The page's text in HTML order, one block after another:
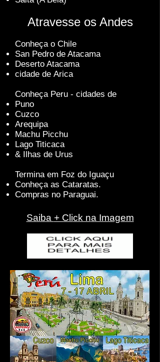
Atravesse os Andes
Conheça o Chile
San Pedro de Atacama
Deserto Atacama
cidade de Arica
Conheça Peru - cidades de
Puno
Cuzco
Arequipa
Machu Picchu
Lago Titicaca
& Ilhas de Urus
Termina em Foz do Iguaçu
Conheça as Cataratas.
Compras no Paraguai.
Saiba + Click na Imagem